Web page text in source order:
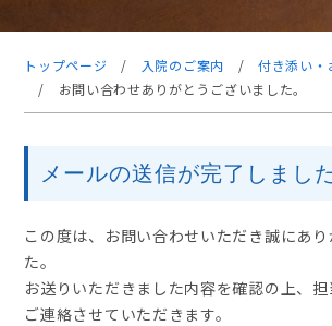
トップページ / 入院のご案内 /付き添い・
/ お問い合わせありがとうございました。
メールの送信が完了しました
この度は、お問い合わせいただき誠にあ
た。
お送りいただきました内容を確認の上、
ご連絡させていただきます。